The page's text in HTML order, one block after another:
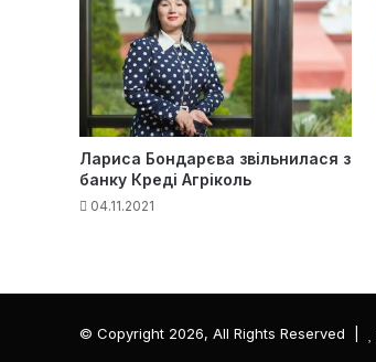
Лариса Бондарєва звільнилася з
банку Креді Агріколь
04.11.2021
© Copyright 2026, All Rights Reserved |